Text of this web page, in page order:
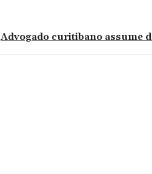
Advogado curitibano assume